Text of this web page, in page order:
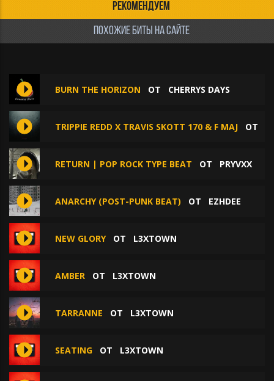
РЕКОМЕНДУЕМ
ПОХОЖИЕ БИТЫ НА САЙТЕ
BURN THE HORIZON ОТ CHERRYS DAYS
TRIPPIE REDD X TRAVIS SKOTT 170 & F MAJ ОТ
RETURN | POP ROCK TYPE BEAT ОТ PRYVXX
ANARCHY (POST-PUNK BEAT) ОТ EZHDEE
NEW GLORYОТ L3XTOWN
AMBER ОТ L3XTOWN
TARRANNE ОТ L3XTOWN
SEATING ОТ L3XTOWN